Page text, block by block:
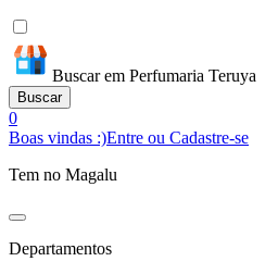
Buscar em Perfumaria Teruya
Buscar
0
Boas vindas :)Entre ou Cadastre-se
Tem no Magalu
Departamentos